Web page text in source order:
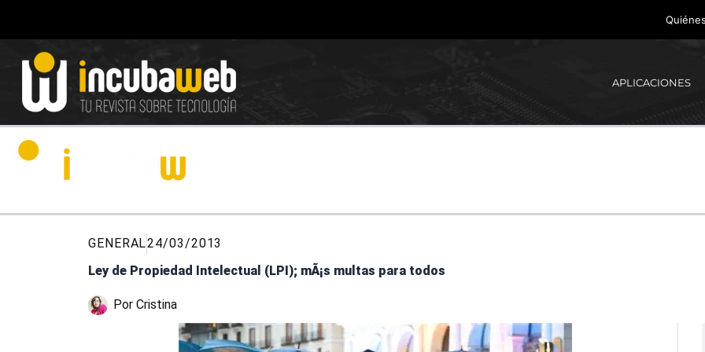
contenido
APLICACIONES
GENERAL24/03/2013
Ley de Propiedad Intelectual (LPI); mÃ¡s multas para todos
Por Cristina